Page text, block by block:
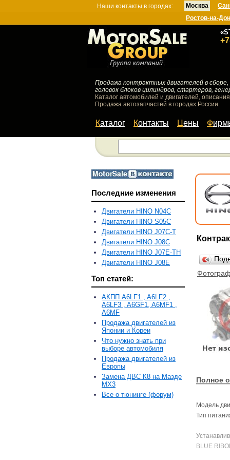
Наши контакты в городах: Москва
Ростов-на-
Продажа контрактных двигателей в сборе,
головок блоков цилиндров, стартеров,
Каталог автомобилей и двигателей,
Продажа автозапчастей в городах России.
Каталог Контакты Цены
Последние изменения
Двигатели HINO N04C
Двигатели HINO S05C
Двигатели HINO J07C-T
Двигатели HINO J08C
Двигатели HINO J07E-TH
Двигатели HINO J08E
Топ статей:
АКПП A6LF1 , A6LF2 ,
A6LF3 , A6GF1, A6MF1 ,
A6MF
Продажа двигателей из
Японии и Кореи
Что нужно знать при
выборе автомобиля
Продажа двигателей из
Европы
Замена ДВС К8 на Мазде
MX3
Все о тюнинге (форум)
Полное
Модель
Тип
BLUE